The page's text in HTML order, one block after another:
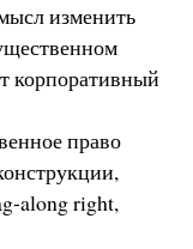
изменить
корпоративный
право
along right,